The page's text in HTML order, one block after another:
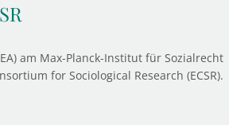
am Max-Planck-Institut für Sozialrecht
for Sociological Research (ECSR).